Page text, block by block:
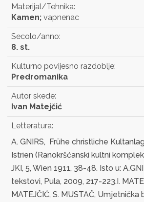
Materijal/Tehnika:
Kamen; vapnenac
Secolo/anno:
8. st.
Kulturno povijesno razdoblje:
Predromanika
Autor skede:
Ivan Matejčić
Letteratura:
A. GNIRS, Frühe christliche
Istrien (Ranokršćanski kultni
JKI, 5, Wien 1911, 38-48. Isto u:
tekstovi, Pula, 2009, 217-223.I.
MATEJČIĆ, S. MUSTAČ, Umjetnička